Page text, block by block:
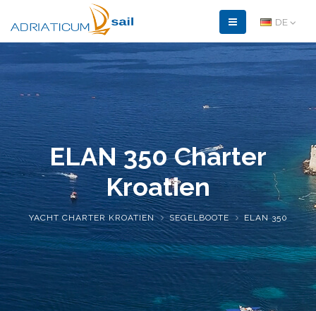
DE
ELAN 350 Charter
Kroatien
YACHT CHARTER KROATIEN SEGELBOOTE ELAN 350